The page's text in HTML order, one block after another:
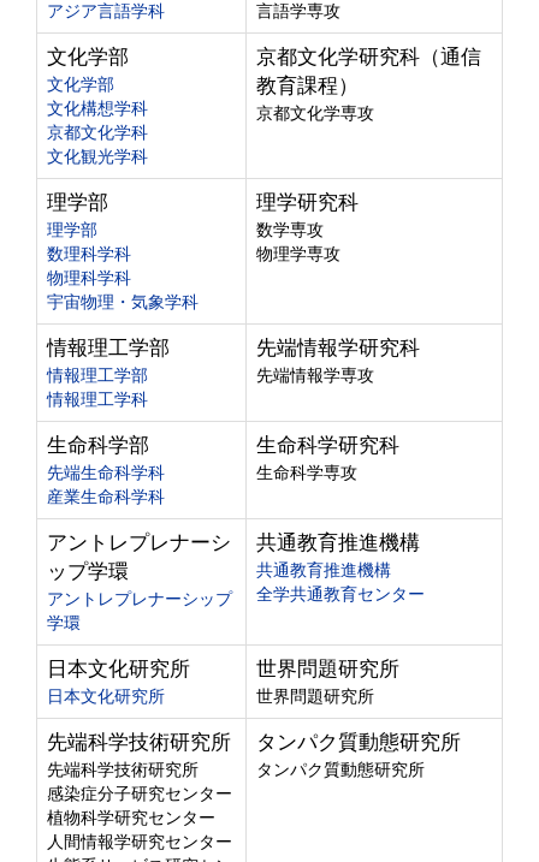
アジア言語学科
言語学専攻
文化学部
文化学部
文化構想学科
京都文化学科
文化観光学科
京都文化学研究科（通信
教育課程）
京都文化学専攻
理学部
理学部
数理科学科
物理科学科
宇宙物理・気象学科
理学研究科
数学専攻
物理学専攻
情報理工学部
情報理工学部
情報理工学科
先端情報学研究科
先端情報学専攻
生命科学部
先端生命科学科
産業生命科学科
生命科学研究科
生命科学専攻
アントレプレナーシ
ップ学環
アントレプレナーシップ
学環
共通教育推進機構
共通教育推進機構
全学共通教育センター
日本文化研究所
日本文化研究所
世界問題研究所
世界問題研究所
先端科学技術研究所
先端科学技術研究所
感染症分子研究センター
植物科学研究センター
人間情報学研究センター
タンパク質動態研究所
タンパク質動態研究所